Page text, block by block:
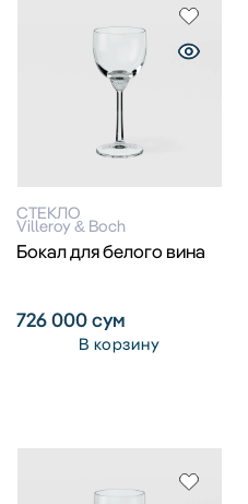
СТЕКЛО
Villeroy & Boch
Бокал для белого вина
726 000сум
В корзину